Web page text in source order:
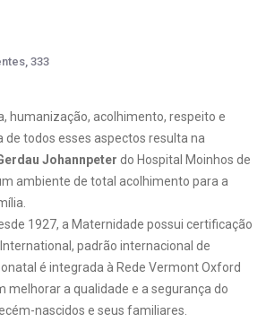
333
humanização, acolhimento, respeito e
de todos esses aspectos resulta na
Johannpeter do Hospital Moinhos de
ambiente de total acolhimento para a
1927, a Maternidade possui certificação
padrão internacional de
é integrada à Rede Vermont Oxford
melhorar a qualidade e a segurança do
nascidos e seus familiares.